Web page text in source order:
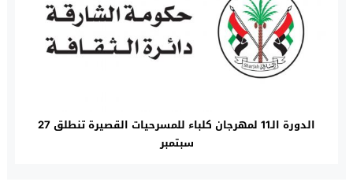
الدورة الـ11 لمهرجان كلباء للمسرحيات القصيرة تنطلق 27
سبتمبر